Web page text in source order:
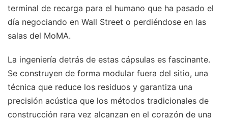
terminal de recarga para el humano que ha pasado el
día negociando en Wall Street o perdiéndose en las
salas del MoMA.
La ingeniería detrás de estas cápsulas es fascinante.
Se construyen de forma modular fuera del sitio, una
técnica que reduce los residuos y garantiza una
precisión acústica que los métodos tradicionales de
construcción rara vez alcanzan en el corazón de una